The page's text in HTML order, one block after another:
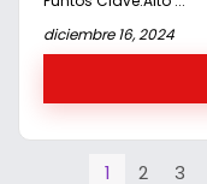
diciembre 16, 2024
1 2 3